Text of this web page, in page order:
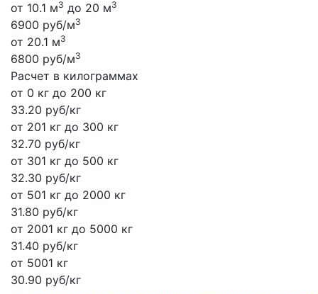
от 10.1 м3 до 20 м3
6900 руб/м3
от 20.1 м3
6800 руб/м3
Расчет в килограммах
от 0 кг до 200 кг
33.20 руб/кг
от 201 кг до 300 кг
32.70 руб/кг
от 301 кг до 500 кг
32.30 руб/кг
от 501 кг до 2000 кг
31.80 руб/кг
от 2001 кг до 5000 кг
31.40 руб/кг
от 5001 кг
30.90 руб/кг